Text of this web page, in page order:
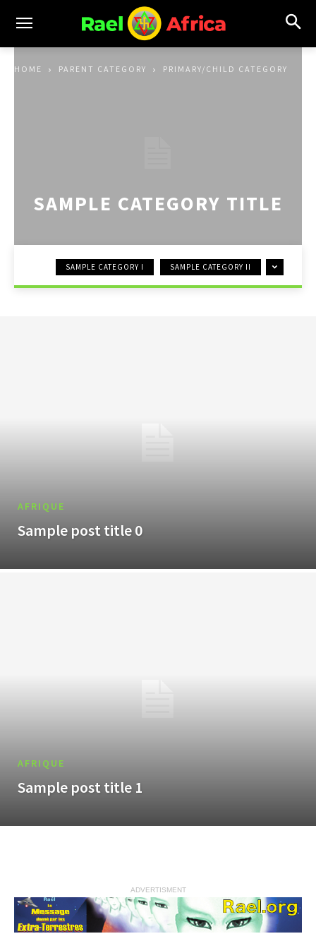
HOME PARENT CATEGORY PRIMARY/CHILD CATEGORY
SAMPLE CATEGORY TITLE
SAMPLE CATEGORY I SAMPLE CATEGORY II
AFRIQUE
Sample post title 0
AFRIQUE
Sample post title 1
ADVERTISMENT